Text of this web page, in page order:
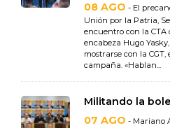
08 AGO - El
Unión por la Patria,
encuentro con la CTA
encabeza Hugo
mostrarse con la
campaña. «Hablan...
Militando la
07 AGO - Mariano